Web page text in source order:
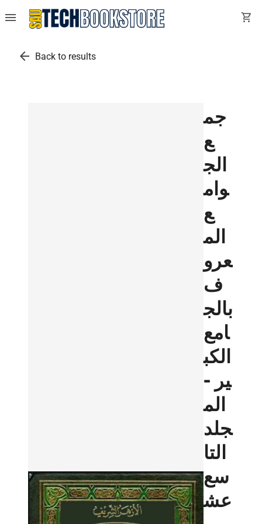
menu shopping_cart
arrow_back Back to results
جم
ع
الج
وام
ع
الم
عرو
ف
بالج
امع
الكب
ير -
الم
جلد
التا
سع
عش